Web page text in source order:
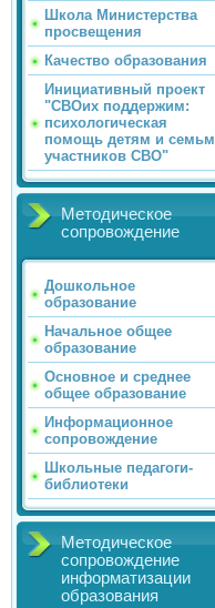
Школа Министерства
просвещения
Качество образования
Инициативный проект
"СВОих поддержим:
психологическая
помощь детям и семьм
участников СВО"
Методическое
сопровождение
Дошкольное
образование
Начальное общее
образование
Основное и среднее
общее образование
Информационное
сопровождение
Школьные педагоги-
библиотеки
Методическое
сопровождение
информатизации
образования